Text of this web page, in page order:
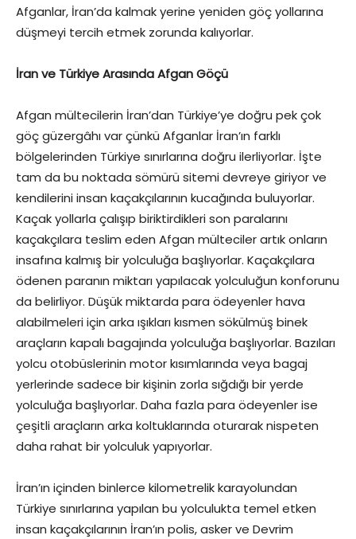
Afganlar, İran’da kalmak yerine yeniden göç yollarına
düşmeyi tercih etmek zorunda kalıyorlar.
İran ve Türkiye Arasında Afgan Göçü
Afgan mültecilerin İran’dan Türkiye’ye doğru pek çok
göç güzergâhı var çünkü Afganlar İran’ın farklı
bölgelerinden Türkiye sınırlarına doğru ilerliyorlar. İşte
tam da bu noktada sömürü sitemi devreye giriyor ve
kendilerini insan kaçakçılarının kucağında buluyorlar.
Kaçak yollarla çalışıp biriktirdikleri son paralarını
kaçakçılara teslim eden Afgan mülteciler artık onların
insafına kalmış bir yolculuğa başlıyorlar. Kaçakçılara
ödenen paranın miktarı yapılacak yolculuğun konforunu
da belirliyor. Düşük miktarda para ödeyenler hava
alabilmeleri için arka ışıkları kısmen sökülmüş binek
araçların kapalı bagajında yolculuğa başlıyorlar. Bazıları
yolcu otobüslerinin motor kısımlarında veya bagaj
yerlerinde sadece bir kişinin zorla sığdığı bir yerde
yolculuğa başlıyorlar. Daha fazla para ödeyenler ise
çeşitli araçların arka koltuklarında oturarak nispeten
daha rahat bir yolculuk yapıyorlar.
İran’ın içinden binlerce kilometrelik karayolundan
Türkiye sınırlarına yapılan bu yolculukta temel etken
insan kaçakçılarının İran’ın polis, asker ve Devrim